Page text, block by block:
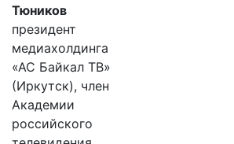
Тюников
президент
медиахолдинга
«АС Байкал ТВ»
(Иркутск), член
Академии
российского